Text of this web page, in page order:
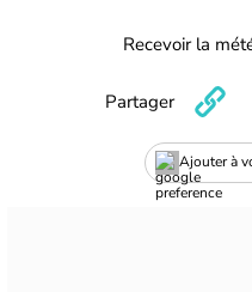
Recevoir la
Ajouter à
Partager